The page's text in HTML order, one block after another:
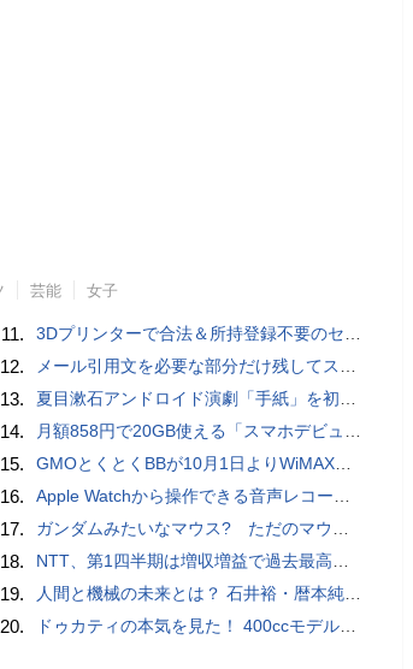
芸能 女子
11. 3Dプリンターで合法＆所持登録不要のセミオートマチック銃を自作、発砲試験にも成功した猛者が登場
12. メール引用文を必要な部分だけ残してスッキリ返信するiPhoneメールの便利技：iPhone Tips
13. 夏目漱石アンドロイド演劇「手紙」を初上演！平田オリザ氏の作・演出、二松学舎大学で
14. 月額858円で20GB使える「スマホデビュープラン U15」ドコモが提供、ahamoも割引になる親子割も
15. GMOとくとくBBが10月1日よりWiMAXなど月額605円値上げ！全6種の重要変更を徹底解説
16. ​Apple Watchから操作できる音声レコーダMeta Recorder、録音レベル調整も対応
17. ガンダムみたいなマウス? ただのマウスとは違うのだよ1944通りの形状に変更できる驚異のマウス
18. NTT、第1四半期は増収増益で過去最高 IOWNや分散GPUの取り組みを説明
19. 人間と機械の未来とは？ 石井裕・暦本純一・稲見昌彦らHCI研究者が集うトークイヴェント：2016/1/31に開催
20. ドゥカティの本気を見た！ 400ccモデル「スクランブラー Sixty2」の魅力とは？